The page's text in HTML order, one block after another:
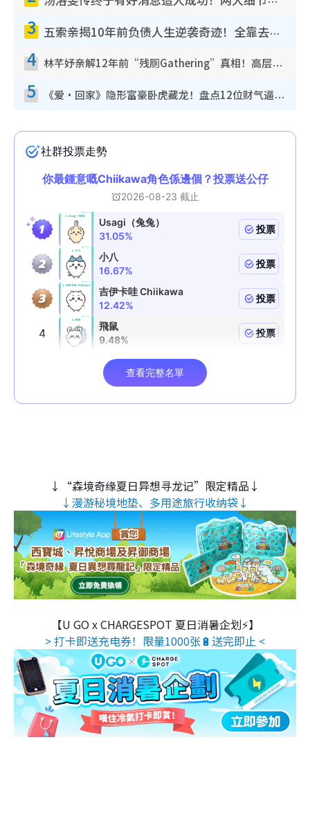
3 五索亲揭10年前负债人生逆袭奇迹！全靠去一地方转运后即遇上马先生
4 林芊妤亲解12年前“残厕Gathering”真相！高层解约一句话重创尊严，至今拒返TVB
5 《爱·回家》隐形富豪卧虎藏龙！盘点12位财气逼人的有钱艺人：这位美女3亿身家不愁做
↓“森境奇缘夏日异想寻龙记”限定精品↓
↓漫游秘境地垫、多用途旅行收纳袋↓
【U GO x CHARGESPOT 夏日消暑企划⚡】
> 打卡即送充电券！限量1000张🔋送完即止 <